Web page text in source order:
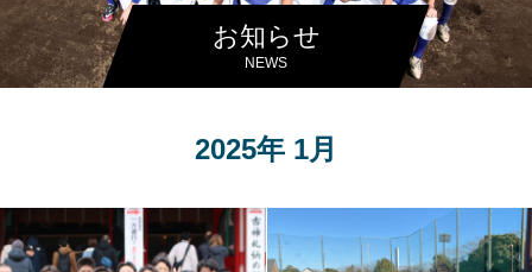
お知らせ
NEWS
2025年 1月